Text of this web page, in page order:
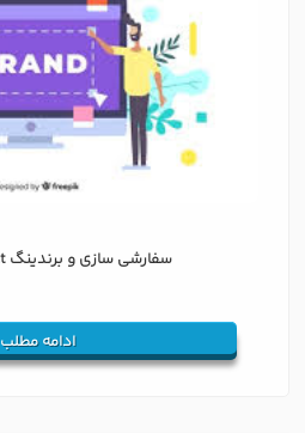
سفارشی سازی و برندینگ Adobe Connect
ادامه مطلب